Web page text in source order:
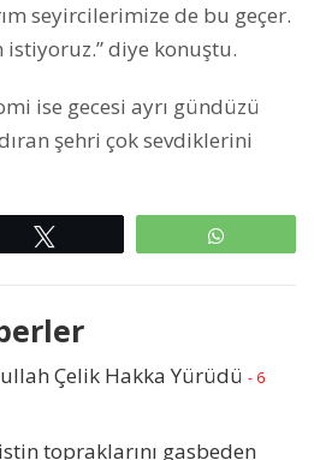
seyircilerimize de bu geçer.
istiyoruz.” diye konuştu.
ise gecesi ayrı gündüzü
şehri çok sevdiklerini
Çelik Hakka Yürüdü - 6
topraklarını gasbeden